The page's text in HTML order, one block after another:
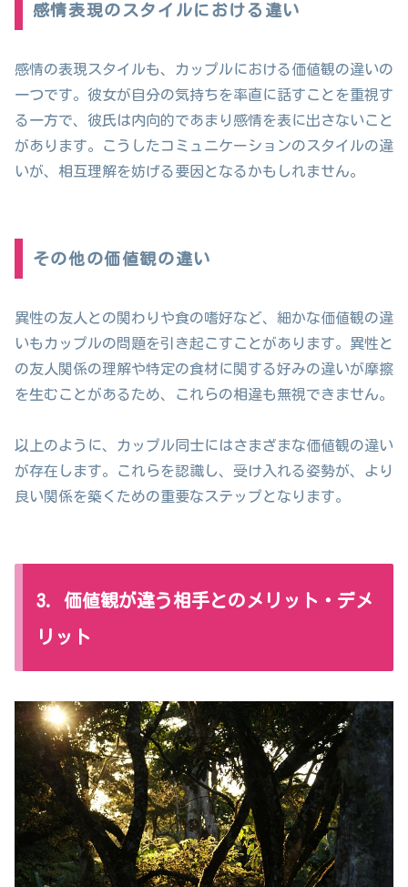
感情表現のスタイルにおける違い
感情の表現スタイルも、カップルにおける価値観の違いの
一つです。彼女が自分の気持ちを率直に話すことを重視す
る一方で、彼氏は内向的であまり感情を表に出さないこと
があります。こうしたコミュニケーションのスタイルの違
いが、相互理解を妨げる要因となるかもしれません。
その他の価値観の違い
異性の友人との関わりや食の嗜好など、細かな価値観の違
いもカップルの問題を引き起こすことがあります。異性と
の友人関係の理解や特定の食材に関する好みの違いが摩擦
を生むことがあるため、これらの相違も無視できません。
以上のように、カップル同士にはさまざまな価値観の違い
が存在します。これらを認識し、受け入れる姿勢が、より
良い関係を築くための重要なステップとなります。
3. 価値観が違う相手とのメリット・デメ
リット